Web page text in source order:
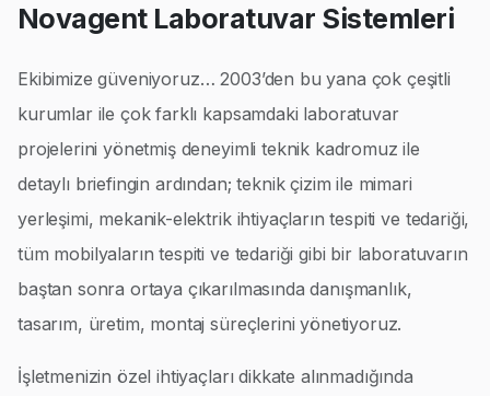
Novagent Laboratuvar Sistemleri
Ekibimize güveniyoruz… 2003’den bu yana çok çeşitli
kurumlar ile çok farklı kapsamdaki laboratuvar
projelerini yönetmiş deneyimli teknik kadromuz ile
detaylı briefingin ardından; teknik çizim ile mimari
yerleşimi, mekanik-elektrik ihtiyaçların tespiti ve tedariği,
tüm mobilyaların tespiti ve tedariği gibi bir laboratuvarın
baştan sonra ortaya çıkarılmasında danışmanlık,
tasarım, üretim, montaj süreçlerini yönetiyoruz.
İşletmenizin özel ihtiyaçları dikkate alınmadığında